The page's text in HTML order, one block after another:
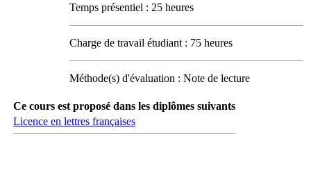
Temps présentiel : 25 heures
Charge de travail étudiant : 75 heures
Méthode(s) d'évaluation : Note de lecture
Ce cours est proposé dans les diplômes suivants
Licence en lettres françaises